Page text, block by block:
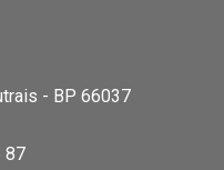
- BP 66037
87